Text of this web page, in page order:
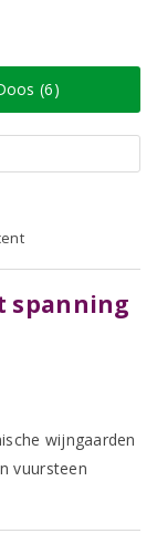
(6)
spanning
wijngaarden
vuursteen